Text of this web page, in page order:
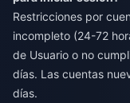
Restricciones por
incompleto (24-72
de Usuario o no
días. Las cuentas
días.